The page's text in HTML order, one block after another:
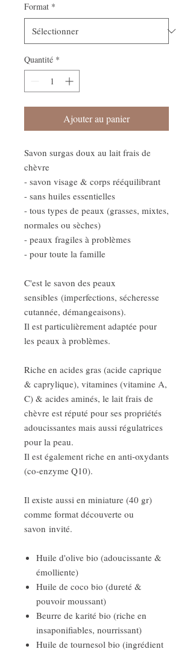
Format *
Quantité *
Ajouter au panier
Savon surgas doux au lait frais de
chèvre
- savon visage & corps rééquilibrant
- sans huiles essentielles
- tous types de peaux (grasses, mixtes,
normales ou sèches)
- peaux fragiles à problèmes
- pour toute la famille
C'est le savon des peaux
sensibles (imperfections, sécheresse
cutannée, démangeaisons).
Il est particulièrement adaptée pour
les peaux à problèmes.
Riche en acides gras (acide caprique
& caprylique), vitamines (vitamine A,
C) & acides aminés, le lait frais de
chèvre est réputé pour ses propriétés
adoucissantes mais aussi régulatrices
pour la peau.
Il est également riche en anti-oxydants
(co-enzyme Q10).
Il existe aussi en miniature (40 gr)
comme format découverte ou
savon invité.
Huile d'olive bio (adoucissante &
émolliente)
Huile de coco bio (dureté &
pouvoir moussant)
Beurre de karité bio (riche en
insaponifiables, nourrissant)
Huile de tournesol bio (ingrédient